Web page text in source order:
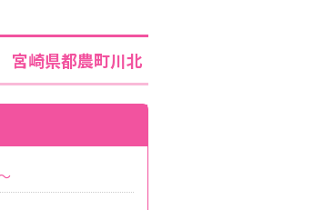
宮崎県都農町川北